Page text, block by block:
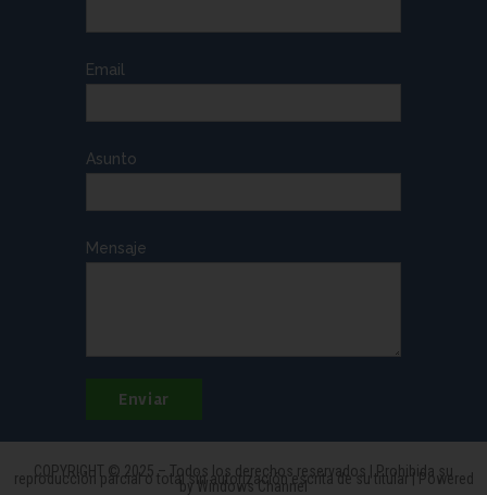
Email
Asunto
Mensaje
COPYRIGHT © 2025 – Todos los derechos reservados | Prohibida su
reproducción parcial o total sin autorización escrita de su titular | Powered
by Windows Channel